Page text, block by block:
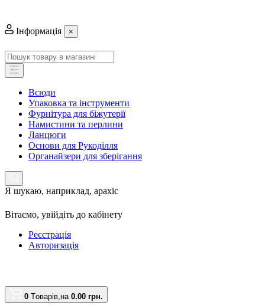
Інформація ×
Всюди
Упаковка та інструменти
Фурнітура для біжутерії
Намистини та перлини
Ланцюги
Основи для Рукоділля
Органайзери для зберігання
Я шукаю, наприклад, арахіс
Вітаємо, увійдіть до кабінету
Реєстрація
Авторизація
0 Tоварів,на 0.00 грн.